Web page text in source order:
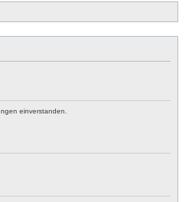
einverstanden.